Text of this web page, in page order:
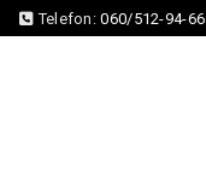
Telefon:060/512-94-66